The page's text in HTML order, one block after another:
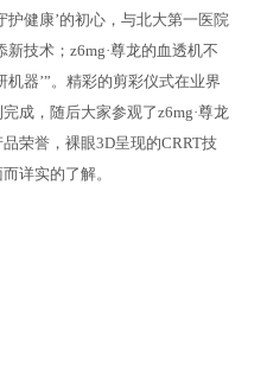
护健康’的初心，与北大第一医院
技术；z6mg·尊龙的血透机不
器’”。精彩的剪彩仪式在业界
成，随后大家参观了z6mg·尊龙
荣誉，裸眼3D呈现的CRRT技
详实的了解。